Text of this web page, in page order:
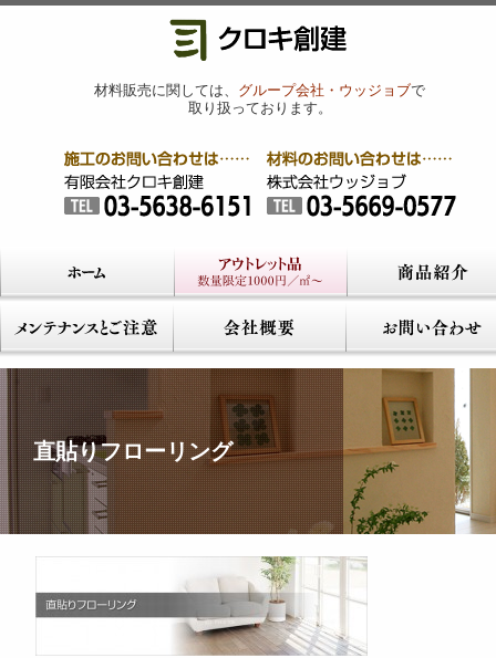
材料販売に関しては、 グループ会社・ウッジョブで
取り扱っております。
直貼りフローリング